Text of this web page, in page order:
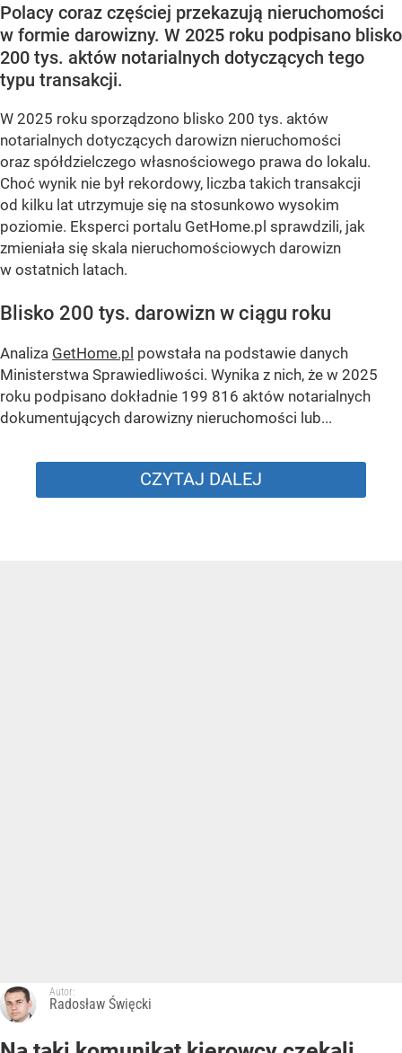
Polacy coraz częściej przekazują nieruchomości
w formie darowizny. W 2025 roku podpisano blisko
200 tys. aktów notarialnych dotyczących tego
typu transakcji.
W 2025 roku sporządzono blisko 200 tys. aktów
notarialnych dotyczących darowizn nieruchomości
oraz spółdzielczego własnościowego prawa do lokalu.
Choć wynik nie był rekordowy, liczba takich transakcji
od kilku lat utrzymuje się na stosunkowo wysokim
poziomie. Eksperci portalu GetHome.pl sprawdzili, jak
zmieniała się skala nieruchomościowych darowizn
w ostatnich latach.
Blisko 200 tys. darowizn w ciągu roku
Analiza GetHome.pl powstała na podstawie danych
Ministerstwa Sprawiedliwości. Wynika z nich, że w 2025
roku podpisano dokładnie 199 816 aktów notarialnych
dokumentujących darowizny nieruchomości lub...
CZYTAJ DALEJ
Autor:
Radosław Święcki